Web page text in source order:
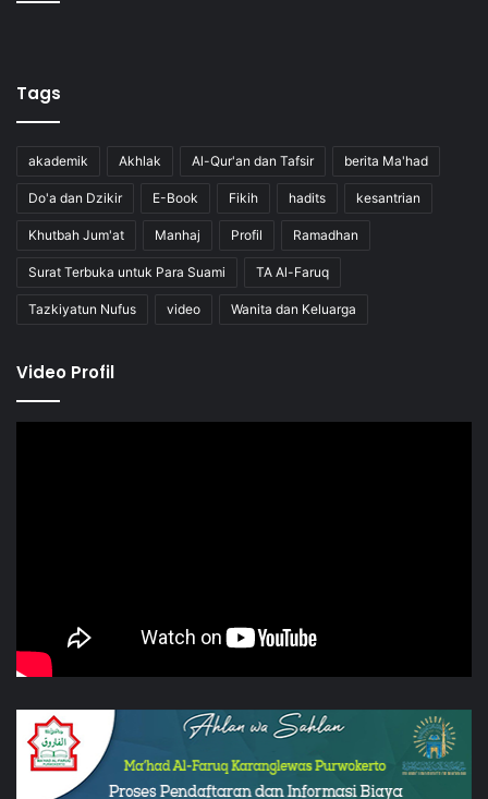
Tags
akademik Akhlak Al-Qur'an dan Tafsir berita Ma'had
Do'a dan Dzikir E-Book Fikih hadits kesantrian
Khutbah Jum'at Manhaj Profil Ramadhan
Surat Terbuka untuk Para Suami TA Al-Faruq
Tazkiyatun Nufus video Wanita dan Keluarga
Video Profil